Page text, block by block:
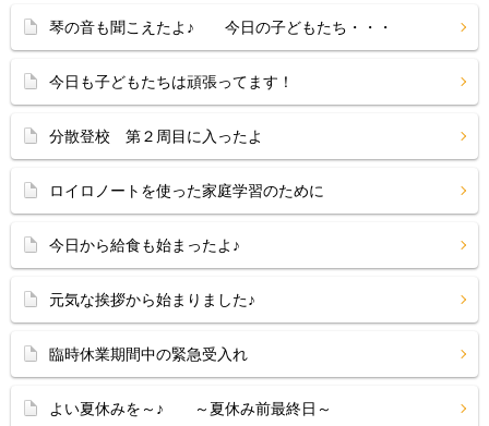
琴の音も聞こえたよ♪ 今日の子どもたち・・・
今日も子どもたちは頑張ってます！
分散登校 第２周目に入ったよ
ロイロノートを使った家庭学習のために
今日から給食も始まったよ♪
元気な挨拶から始まりました♪
臨時休業期間中の緊急受入れ
よい夏休みを～♪ ～夏休み前最終日～